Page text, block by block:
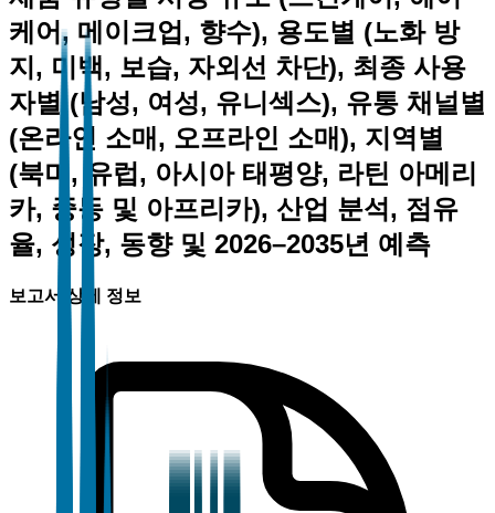
케어, 메이크업, 향수), 용도별 (노화 방
지, 미백, 보습, 자외선 차단), 최종 사용
자별 (남성, 여성, 유니섹스), 유통 채널별
(온라인 소매, 오프라인 소매), 지역별
(북미, 유럽, 아시아 태평양, 라틴 아메리
카, 중동 및 아프리카), 산업 분석, 점유
율, 성장, 동향 및 2026–2035년 예측
보고서 상세 정보